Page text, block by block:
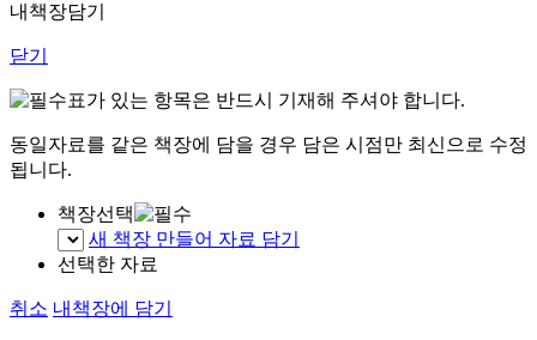
내책장담기
닫기
표가 있는 항목은 반드시 기재해 주셔야 합니다.
동일자료를 같은 책장에 담을 경우 담은 시점만 최신으로 수정
됩니다.
책장선택
새 책장 만들어 자료 담기
선택한 자료
취소 내책장에 담기